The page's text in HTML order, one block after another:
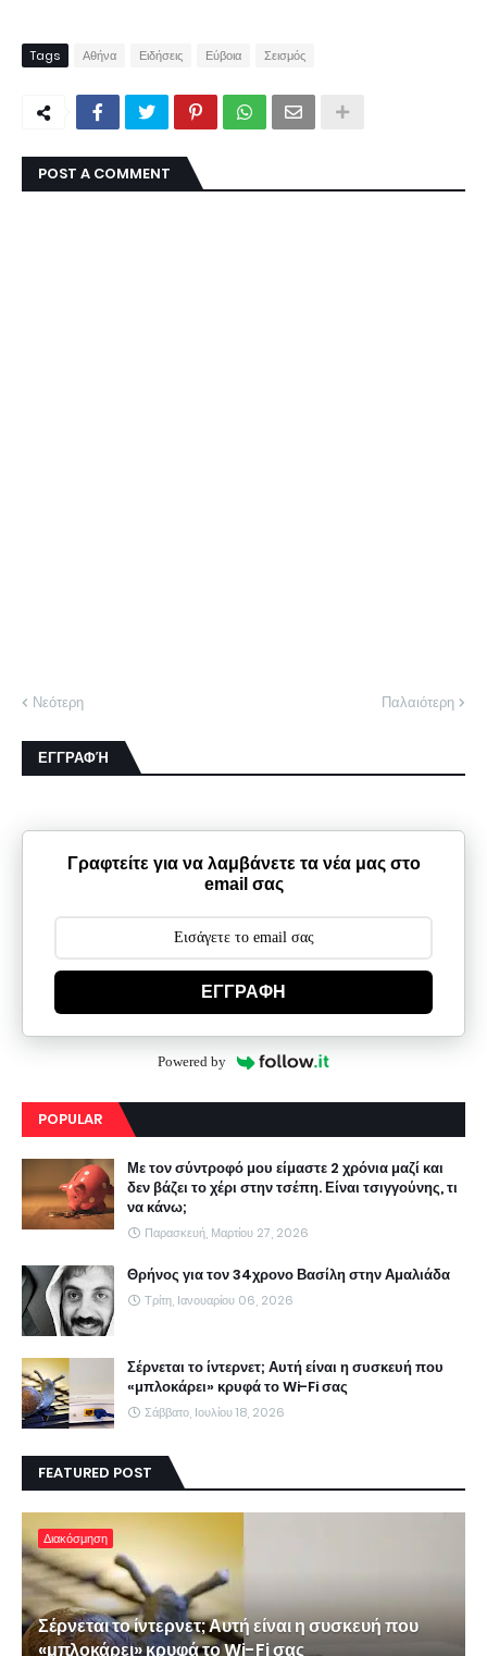
Tags Αθήνα Ειδήσεις Εύβοια Σεισμός
POST A COMMENT
Νεότερη Παλαιότερη
ΕΓΓΡΑΦΉ
Γραφτείτε για να λαμβάνετε τα νέα μας στο
email σας
ΕΓΓΡΑΦΗ
Powered by
POPULAR
Με τον σύντροφό μου είμαστε 2 χρόνια μαζί και
δεν βάζει το χέρι στην τσέπη. Είναι τσιγγούνης, τι
να κάνω;
Παρασκευή, Μαρτίου 27, 2026
Θρήνος για τον 34χρονο Βασίλη στην Αμαλιάδα
Τρίτη, Ιανουαρίου 06, 2026
Σέρνεται το ίντερνετ; Αυτή είναι η συσκευή που
«μπλοκάρει» κρυφά το Wi-Fi σας
Σάββατο, Ιουλίου 18, 2026
FEATURED POST
Διακόσμηση
Σέρνεται το ίντερνετ; Αυτή είναι η συσκευή που
«μπλοκάρει» κρυφά το Wi-Fi σας